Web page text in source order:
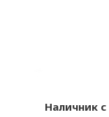
Наличник